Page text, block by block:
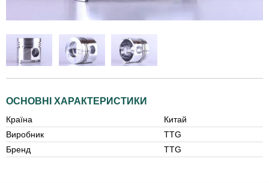
ОСНОВНІ ХАРАКТЕРИСТИКИ
Країна
Китай
Виробник
TTG
Бренд
TTG